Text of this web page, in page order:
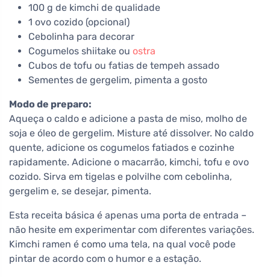
100 g de kimchi de qualidade
1 ovo cozido (opcional)
Cebolinha para decorar
Cogumelos shiitake ou ostra
Cubos de tofu ou fatias de tempeh assado
Sementes de gergelim, pimenta a gosto
Modo de preparo:
Aqueça o caldo e adicione a pasta de miso, molho de
soja e óleo de gergelim. Misture até dissolver. No caldo
quente, adicione os cogumelos fatiados e cozinhe
rapidamente. Adicione o macarrão, kimchi, tofu e ovo
cozido. Sirva em tigelas e polvilhe com cebolinha,
gergelim e, se desejar, pimenta.
Esta receita básica é apenas uma porta de entrada –
não hesite em experimentar com diferentes variações.
Kimchi ramen é como uma tela, na qual você pode
pintar de acordo com o humor e a estação.